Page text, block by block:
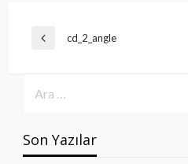
Yazı
Previouscd_2_angle
Son Yazılar